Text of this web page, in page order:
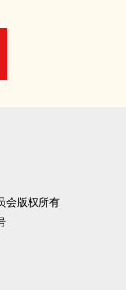
会版权所有